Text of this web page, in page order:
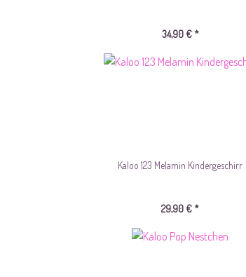
34,90 € *
Kaloo 123 Melamin Kindergeschirr
29,90 € *